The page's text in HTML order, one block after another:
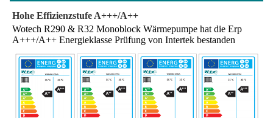
Hohe Effizienzstufe A+++/A++
Wotech R290 & R32 Monoblock Wärmepumpe hat die Erp
A+++/A++ Energieklasse Prüfung von Intertek bestanden